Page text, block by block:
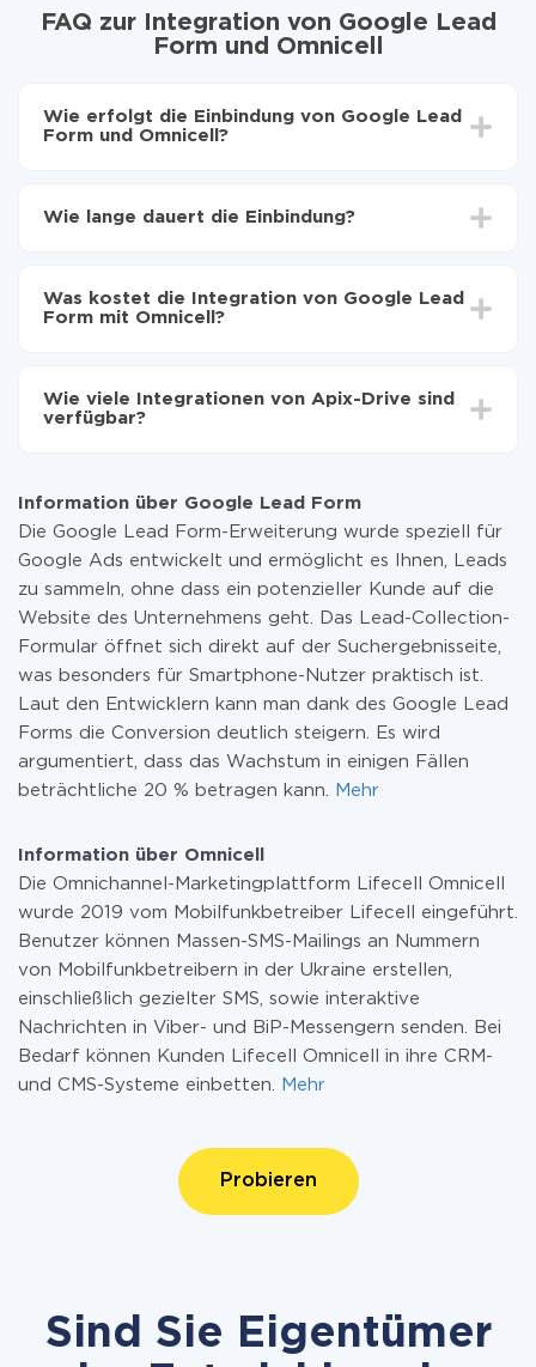
FAQ zur Integration von Google Lead
Form und Omnicell
Wie erfolgt die Einbindung von Google Lead
Form und Omnicell?
Omnicell zu übertragen
Lead Form auf Omnicell übertragen
Wie lange dauert die Einbindung?
Im Durchschnitt dauert es 10-15 Minuten.
Was kostet die Integration von Google Lead
Form mit Omnicell?
zahlen nur für die Datenmenge, die über unseren
Service von einem System auf ein anderes übertragen
Weitere Informationen zu
Tarifen
Wie viele Integrationen von Apix-Drive sind
verfügbar?
Information über Google Lead Form
Die Google Lead Form-Erweiterung wurde speziell für
Google Ads entwickelt und ermöglicht es Ihnen, Leads
zu sammeln, ohne dass ein potenzieller Kunde auf die
Website des Unternehmens geht. Das Lead-Collection-
Formular öffnet sich direkt auf der Suchergebnisseite,
was besonders für Smartphone-Nutzer praktisch ist.
Laut den Entwicklern kann man dank des Google Lead
Forms die Conversion deutlich steigern. Es wird
argumentiert, dass das Wachstum in einigen Fällen
beträchtliche 20 % betragen kann.
Mehr
Information über Omnicell
Die Omnichannel-Marketingplattform Lifecell Omnicell
wurde 2019 vom Mobilfunkbetreiber Lifecell eingeführt.
Benutzer können Massen-SMS-Mailings an Nummern
von Mobilfunkbetreibern in der Ukraine erstellen,
einschließlich gezielter SMS, sowie interaktive
Nachrichten in Viber- und BiP-Messengern senden. Bei
Bedarf können Kunden Lifecell Omnicell in ihre CRM-
und CMS-Systeme einbetten.
Mehr
Probieren
Sind Sie Eigentümer